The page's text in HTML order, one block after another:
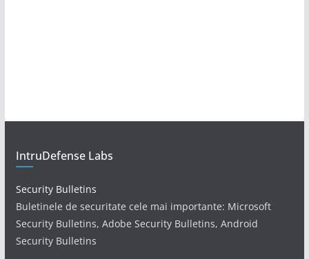
IntruDefense Labs
Security Bulletins
Buletinele de securitate cele mai importante: Microsoft
Security Bulletins, Adobe Security Bulletins, Android
Security Bulletins